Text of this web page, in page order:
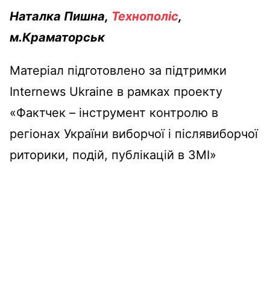
Наталка Пишна, Технополіс,
м.Краматорськ
Матеріал підготовлено за підтримки
Internews Ukraine в рамках проекту
«Фактчек – інструмент контролю в
регіонах України виборчої і післявиборчої
риторики, подій, публікацій в ЗМІ»